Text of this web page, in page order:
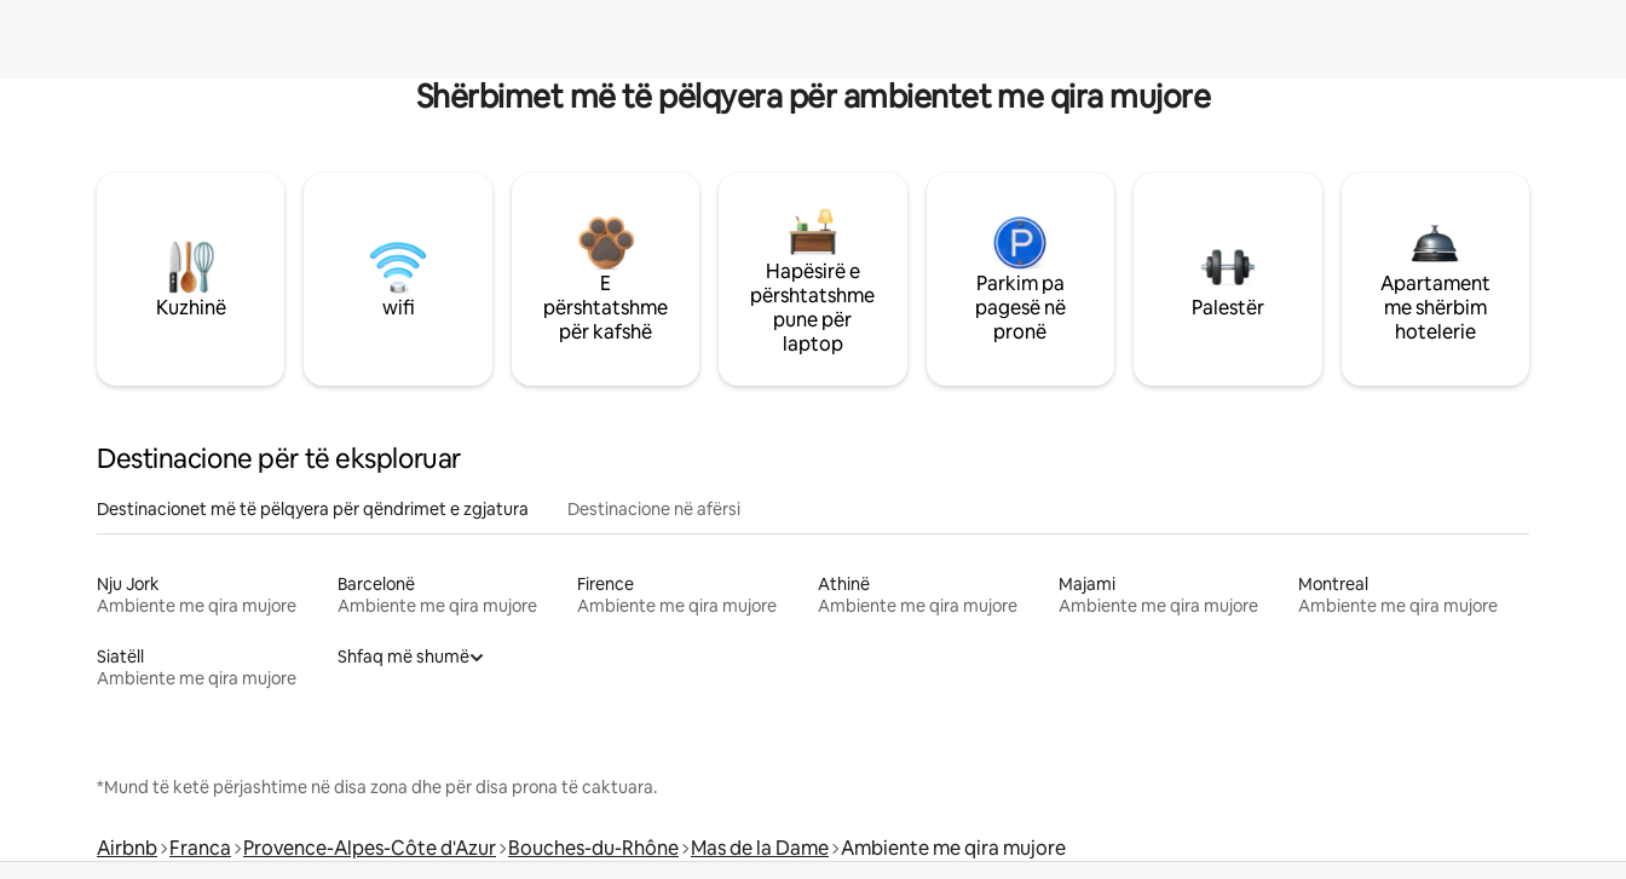
Shërbimet më të pëlqyera për ambientet me qira mujore
Kuzhinë wifi
E
përshtatshme
për kafshë
Hapësirë e
përshtatshme
pune për
laptop
Parkim pa
pagesë në
pronë
Palestër
Apartament
me shërbim
hotelerie
Destinacione për të eksploruar
Destinacionet më të pëlqyera për qëndrimet e zgjatura Destinacione në afërsi
Nju Jork
Ambiente me qira mujore
Barcelonë
Ambiente me qira mujore
Firence
Ambiente me qira mujore
Athinë
Ambiente me qira mujore
Majami
Ambiente me qira mujore
Montreal
Ambiente me qira mujore
Siatëll
Ambiente me qira mujore
Shfaq më shumë
*Mund të ketë përjashtime në disa zona dhe për disa prona të caktuara.
Airbnb Franca Provence-Alpes-Côte d'Azur Bouches-du-Rhône Mas de la Dame Ambiente me qira mujore